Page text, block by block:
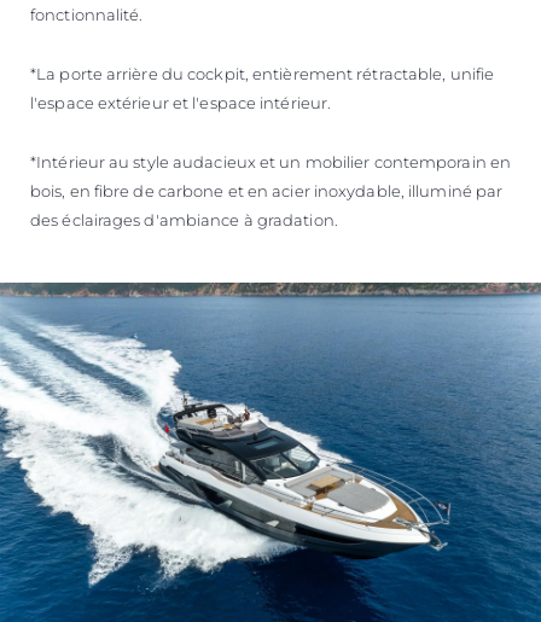
fonctionnalité.
*La porte arrière du cockpit, entièrement rétractable, unifie
l'espace extérieur et l'espace intérieur.
*Intérieur au style audacieux et un mobilier contemporain en
bois, en fibre de carbone et en acier inoxydable, illuminé par
des éclairages d'ambiance à gradation.